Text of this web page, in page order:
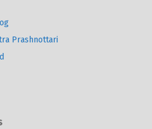
Prashnottari